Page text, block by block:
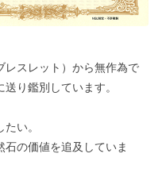
レスレット）から無作為で
り鑑別しています。
い。
の価値を追及していま